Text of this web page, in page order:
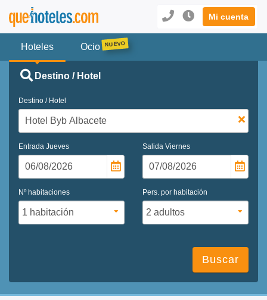
Mi cuenta
Hoteles Ocio
Destino / Hotel
Destino / Hotel
Entrada Jueves Salida Viernes
Nº habitaciones Pers. por habitación
Buscar